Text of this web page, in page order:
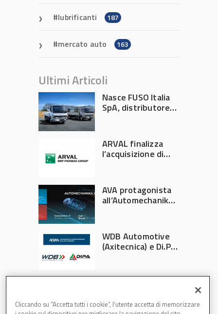
lubrificanti 187
mercato auto 163
Ultimi Articoli
Nasce FUSO Italia
SpA, distributore
ARVAL finalizza
l’acquisizione di
AVA protagonista
all’Automechanika
WDB Automotive
(Axitecnica) e Di.Pa.
Cliccando su “Accetta tutti i cookie”, l'utente accetta di memorizzare